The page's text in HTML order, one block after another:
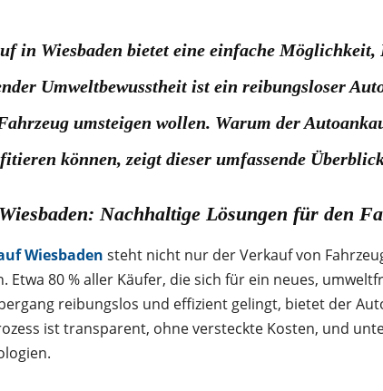
in Wiesbaden bietet eine einfache
Umweltbewusstheit ist ein reibungsloser
umsteigen wollen. Warum der
können, zeigt dieser umfassende
Nachhaltige Lösungen für den
Wiesbaden steht nicht nur der Verkauf von
Etwa 80 % aller Käufer, die sich für ein neues,
reibungslos und effizient gelingt, bietet der
ist transparent, ohne versteckte Kosten, und